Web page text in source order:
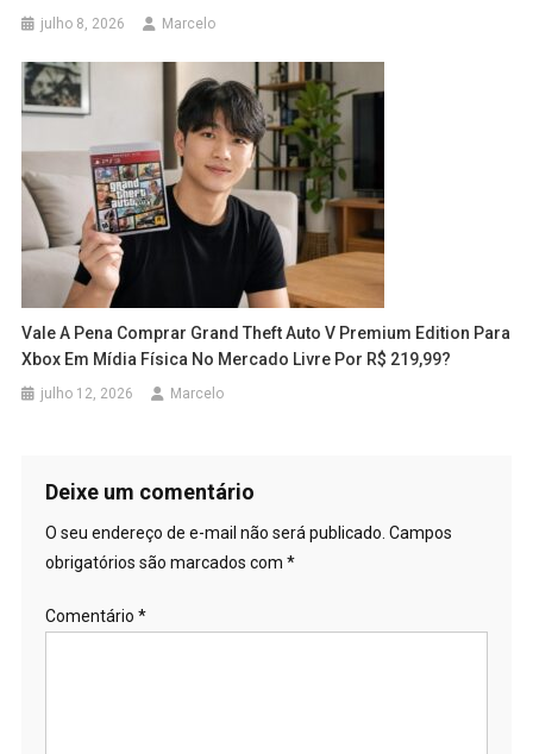
julho 8, 2026 Marcelo
Vale A Pena Comprar Grand Theft Auto V Premium Edition Para
Xbox Em Mídia Física No Mercado Livre Por R$ 219,99?
julho 12, 2026 Marcelo
Deixe um comentário
O seu endereço de e-mail não será publicado. Campos
obrigatórios são marcados com *
Comentário *